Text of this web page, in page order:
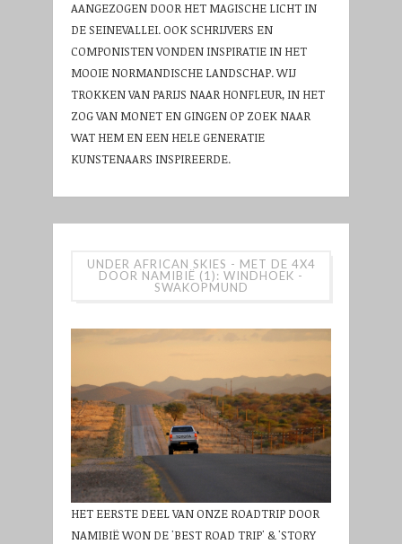
AANGEZOGEN DOOR HET MAGISCHE LICHT IN
DE SEINEVALLEI. OOK SCHRIJVERS EN
COMPONISTEN VONDEN INSPIRATIE IN HET
MOOIE NORMANDISCHE LANDSCHAP. WIJ
TROKKEN VAN PARIJS NAAR HONFLEUR, IN HET
ZOG VAN MONET EN GINGEN OP ZOEK NAAR
WAT HEM EN EEN HELE GENERATIE
KUNSTENAARS INSPIREERDE.
UNDER AFRICAN SKIES - MET DE 4X4
DOOR NAMIBIË (1): WINDHOEK -
SWAKOPMUND
HET EERSTE DEEL VAN ONZE ROADTRIP DOOR
NAMIBIË WON DE 'BEST ROAD TRIP' & 'STORY